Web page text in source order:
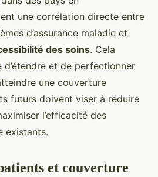
une corrélation directe entre
d’assurance maladie et
des soins. Cela
d’étendre et de perfectionner
une couverture
futurs doivent viser à réduire
l’efficacité des
existants.
et couverture